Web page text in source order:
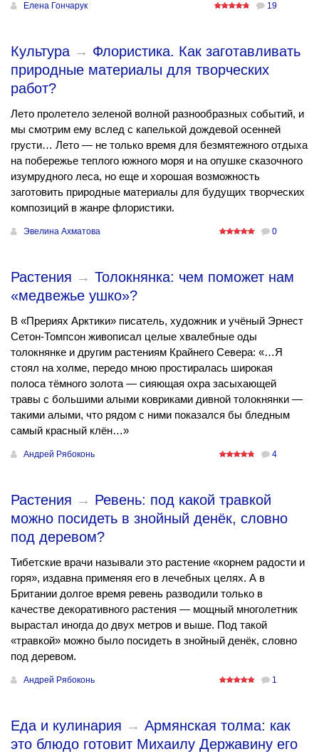
Елена Гончарук 19
Культура → Флористика. Как заготавливать
природные материалы для творческих
работ?
Лето пролетело зеленой волной разнообразных событий, и
мы смотрим ему вслед с капелькой дождевой осенней
грусти… Лето — не только время для безмятежного отдыха
на побережье теплого южного моря и на опушке сказочного
изумрудного леса, но еще и хорошая возможность
заготовить природные материалы для будущих творческих
композиций в жанре флористики.
Эвелина Ахматова 0
Растения → Толокнянка: чем поможет нам
«медвежье ушко»?
В «Прериях Арктики» писатель, художник и учёный Эрнест
Сетон-Томпсон живописал целые хвалебные оды
толокнянке и другим растениям Крайнего Севера: «…Я
стоял на холме, передо мною простиралась широкая
полоса тёмного золота — сияющая охра засыхающей
травы с большими алыми ковриками дивной толокнянки —
такими алыми, что рядом с ними показался бы бледным
самый красный клён…»
Андрей Рябоконь 4
Растения → Ревень: под какой травкой
можно посидеть в знойный денёк, словно
под деревом?
Тибетские врачи называли это растение «корнем радости и
горя», издавна применяя его в лечебных целях. А в
Британии долгое время ревень разводили только в
качестве декоративного растения — мощный многолетник
вырастал иногда до двух метров и выше. Под такой
«травкой» можно было посидеть в знойный денёк, словно
под деревом.
Андрей Рябоконь 1
Еда и кулинария → Армянская толма: как
это блюдо готовит Михаилу Державину его